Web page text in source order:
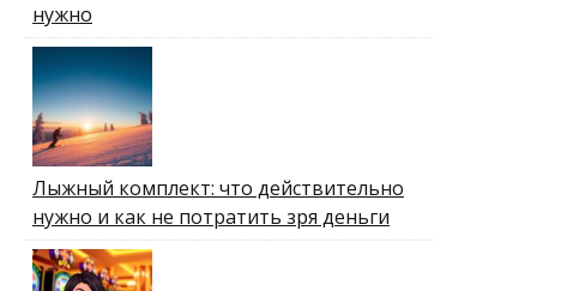
нужно
Лыжный комплект: что действительно
нужно и как не потратить зря деньги